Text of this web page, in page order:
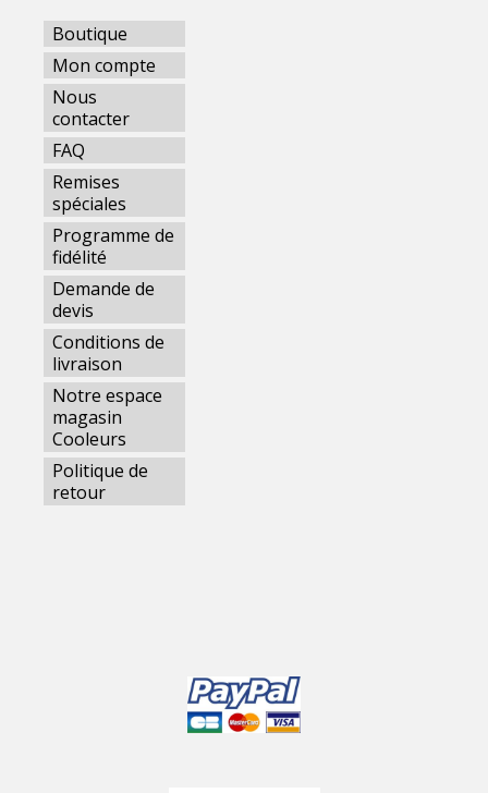
Boutique
Mon compte
Nous
contacter
FAQ
Remises
spéciales
Programme de
fidélité
Demande de
devis
Conditions de
livraison
Notre espace
magasin
Cooleurs
Politique de
retour